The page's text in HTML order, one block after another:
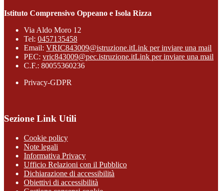
Istituto Comprensivo Oppeano e Isola Rizza
Via Aldo Moro 12
Tel: 0457135458
Email: VRIC843009@istruzione.itLink per inviare una mail
PEC: vric843009@pec.istruzione.itLink per inviare una mail
C.F.: 80055360236
Privacy-GDPR
Sezione Link Utili
Cookie policy
Note legali
Informativa Privacy
Ufficio Relazioni con il Pubblico
Dichiarazione di accessibilità
Obiettivi di accessibilità